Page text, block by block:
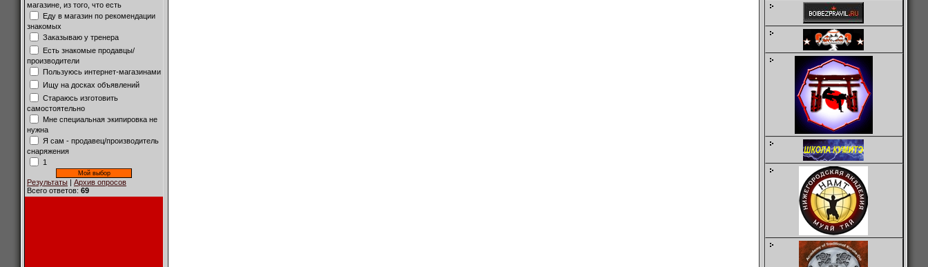
магазине, из того, что есть
Еду в магазин по рекомендации
знакомых
Заказываю у тренера
Есть знакомые продавцы/
производители
Пользуюсь интернет-магазинами
Ищу на досках объявлений
Стараюсь изготовить
самостоятельно
Мне специальная экипировка не
нужна
Я сам - продавец/производитель
снаряжения
1
Результаты | Архив опросов
Всего ответов: 69